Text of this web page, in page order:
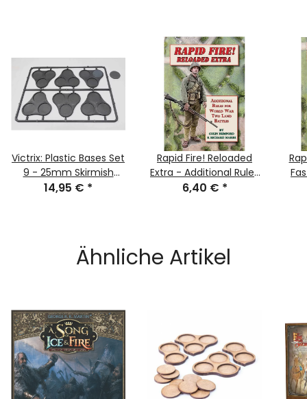
Victrix: Plastic Bases Set
9 - 25mm Skirmish
Movement Trays
14,95 € *
Rapid Fire! Reloaded
Extra - Additional Rules
for World War Two Land
6,40 € *
Ähnliche Artikel